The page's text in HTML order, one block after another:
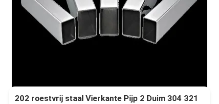
202 roestvrij staal Vierkante Pijp 2 Duim 304 321